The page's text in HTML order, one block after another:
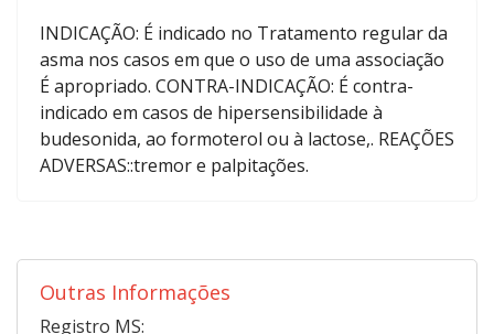
INDICAÇÃO: É indicado no Tratamento regular da
asma nos casos em que o uso de uma associação
É apropriado. CONTRA-INDICAÇÃO: É contra-
indicado em casos de hipersensibilidade à
budesonida, ao formoterol ou à lactose,. REAÇÕES
ADVERSAS::tremor e palpitações.
Outras Informações
Registro MS: